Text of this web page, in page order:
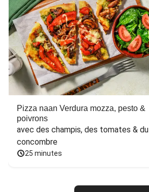
Pizza naan Verdura mozza, pesto &
poivrons
avec des champis, des tomates & du
concombre
25 minutes